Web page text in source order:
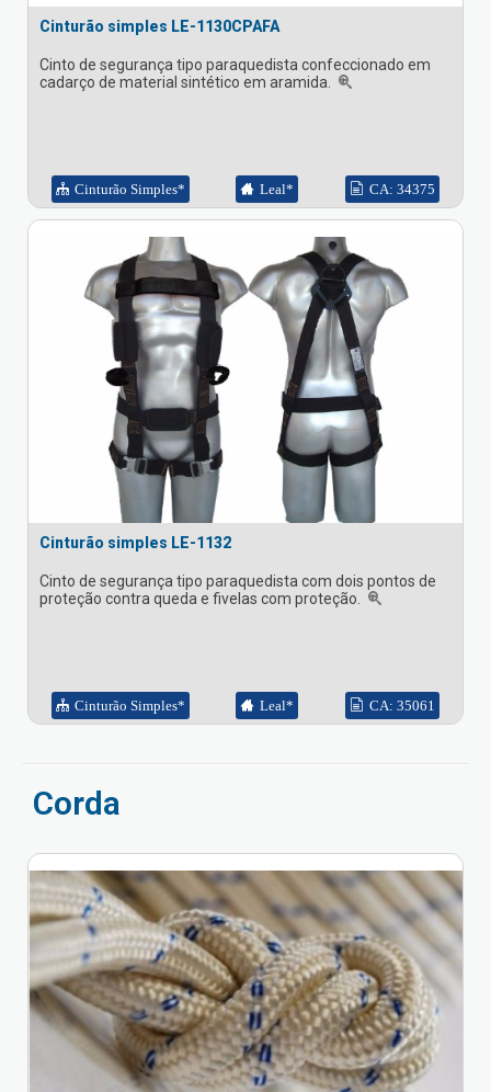
Cinturão simples LE-1130CPAFA
Cinto de segurança tipo paraquedista confeccionado em
cadarço de material sintético em aramida.
Cinturão Simples* Leal* CA: 34375
Cinturão simples LE-1132
Cinto de segurança tipo paraquedista com dois pontos de
proteção contra queda e fivelas com proteção.
Cinturão Simples* Leal* CA: 35061
Corda